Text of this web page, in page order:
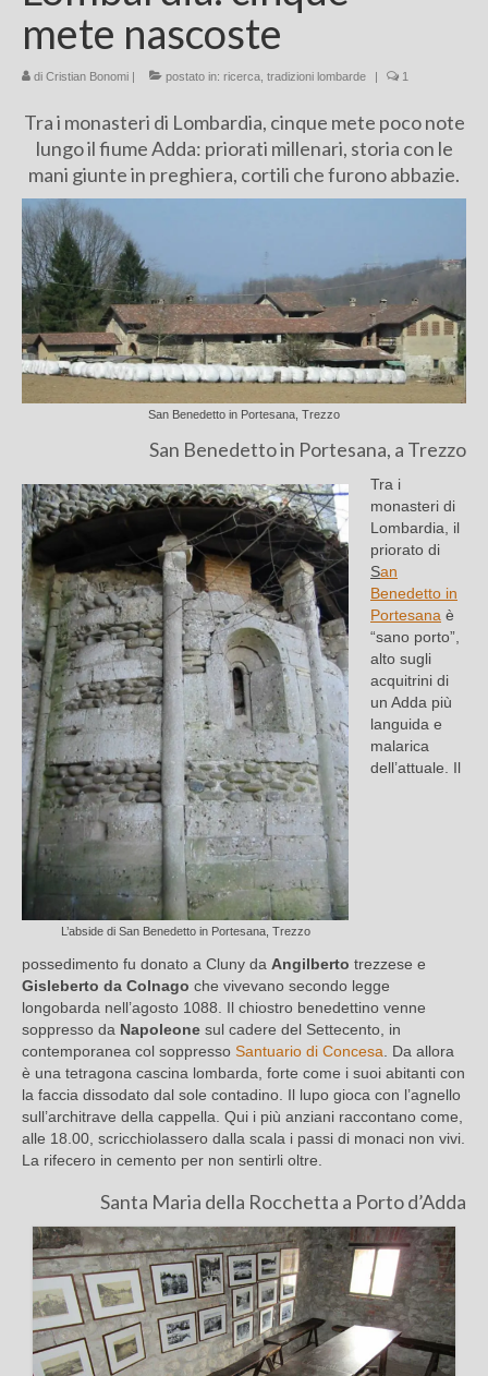
Chi sono
FAQ
Contatti
mete nascoste
di Cristian Bonomi | postato in: ricerca tradizioni lombarde | 1
Tra i monasteri di Lombardia, cinque mete poco note
lungo il fiume Adda: priorati millenari, storia con le
mani giunte in preghiera, cortili che furono abbazie.
San Benedetto in Portesana, Trezzo
San Benedetto in Portesana, a Trezzo
L’abside di San Benedetto in Portesana, Trezzo
Tra i
monasteri di
Lombardia, il
priorato di
San
Benedetto in
Portesana è
“sano porto”,
alto sugli
acquitrini di
un Adda più
languida e
malarica
dell’attuale. Il
possedimento fu donato a Cluny da Angilberto trezzese e
Gisleberto da Colnago che vivevano secondo legge
longobarda nell’agosto 1088. Il chiostro benedettino venne
soppresso da Napoleone sul cadere del Settecento, in
contemporanea col soppresso Santuario di Concesa. Da allora
è una tetragona cascina lombarda, forte come i suoi abitanti con
la faccia dissodato dal sole contadino. Il lupo gioca con l’agnello
sull’architrave della cappella. Qui i più anziani raccontano come,
alle 18.00, scricchiolassero dalla scala i passi di monaci non vivi.
La rifecero in cemento per non sentirli oltre.
Santa Maria della Rocchetta a Porto d’Adda